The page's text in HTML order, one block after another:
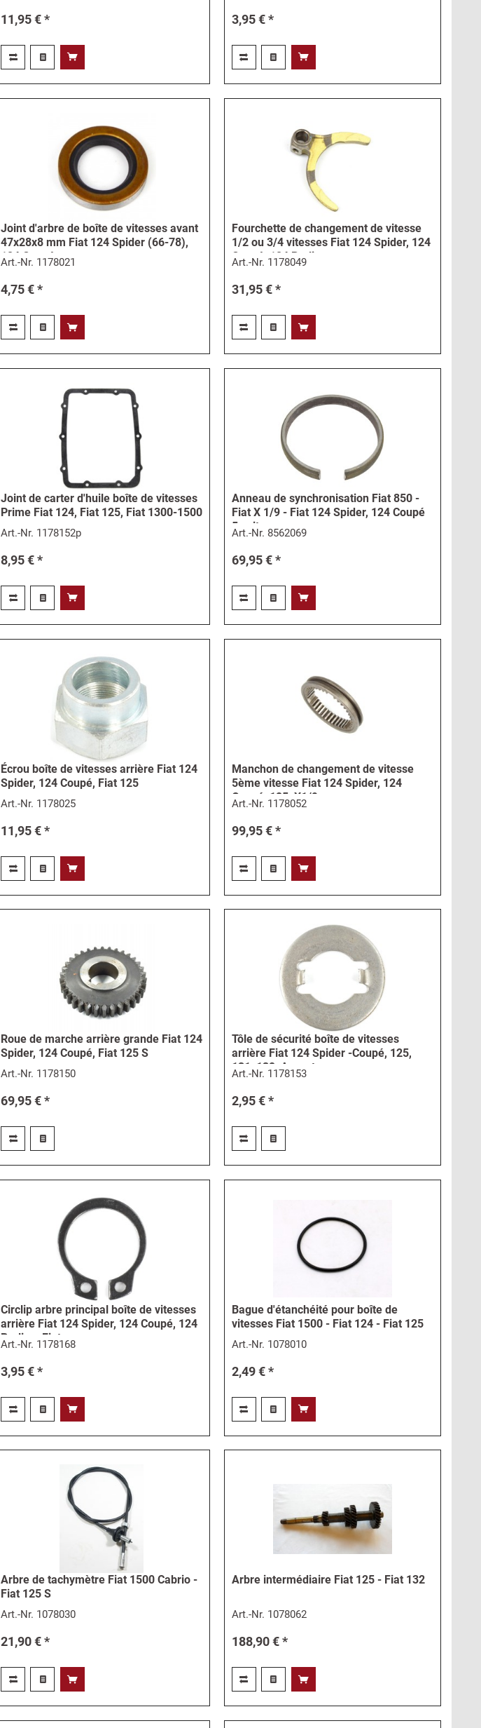
11,95 € * 3,95 € *
Joint d'arbre de boîte de vitesses avant
47x28x8 mm Fiat 124 Spider (66-78),
124 Coupé,...
Art.-Nr. 1178021
4,75 € *
Fourchette de changement de vitesse
1/2 ou 3/4 vitesses Fiat 124 Spider, 124
Coupé, 124 Berlina,...
Art.-Nr. 1178049
31,95 € *
Joint de carter d'huile boîte de vitesses
Prime Fiat 124, Fiat 125, Fiat 1300-1500
Art.-Nr. 1178152p
8,95 € *
Anneau de synchronisation Fiat 850 -
Fiat X 1/9 - Fiat 124 Spider, 124 Coupé
5e vitesse
Art.-Nr. 8562069
69,95 € *
Écrou boîte de vitesses arrière Fiat 124
Spider, 124 Coupé, Fiat 125
Art.-Nr. 1178025
11,95 € *
Manchon de changement de vitesse
5ème vitesse Fiat 124 Spider, 124
Coupé, 125, X1/9
Art.-Nr. 1178052
99,95 € *
Roue de marche arrière grande Fiat 124
Spider, 124 Coupé, Fiat 125 S
Art.-Nr. 1178150
69,95 € *
Tôle de sécurité boîte de vitesses
arrière Fiat 124 Spider -Coupé, 125,
131, 132, Argenta
Art.-Nr. 1178153
2,95 € *
Circlip arbre principal boîte de vitesses
arrière Fiat 124 Spider, 124 Coupé, 124
Berlina, Fiat...
Art.-Nr. 1178168
3,95 € *
Bague d'étanchéité pour boîte de
vitesses Fiat 1500 - Fiat 124 - Fiat 125
Art.-Nr. 1078010
2,49 € *
Arbre de tachymètre Fiat 1500 Cabrio -
Fiat 125 S
Art.-Nr. 1078030
21,90 € *
Arbre intermédiaire Fiat 125 - Fiat 132
Art.-Nr. 1078062
188,90 € *